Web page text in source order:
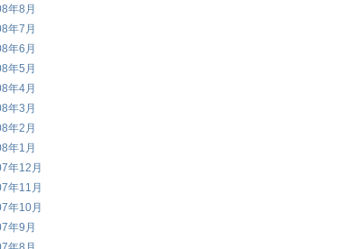
年8月
年7月
年6月
年5月
年4月
年3月
年2月
年1月
年12月
年11月
年10月
年9月